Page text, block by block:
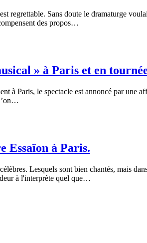
regrettable. Sans doute le dramaturge
des propos…
» à Paris et en
à Paris, le spectacle est annoncé par une
Essaïon à Paris.
Lesquels sont bien chantés, mais
à l'interprète quel que…